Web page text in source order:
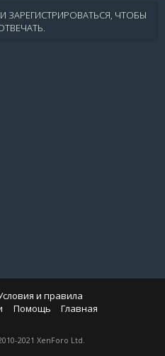
ЧТОБЫ
и правила
Помощь
Главная
2021 XenForo Ltd.